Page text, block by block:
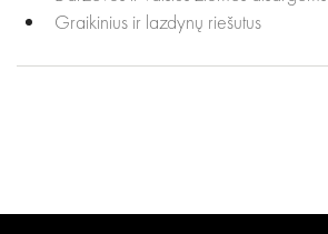
Graikinius ir lazdynų riešutus